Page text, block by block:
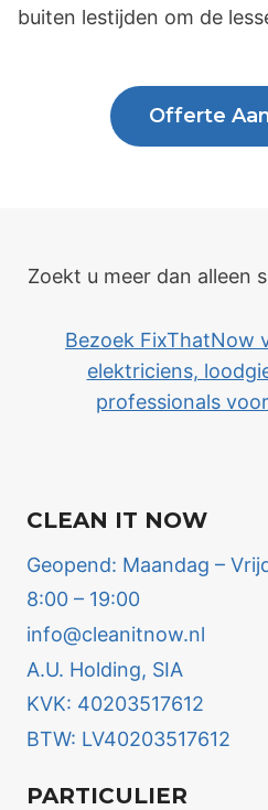
buiten lestijden om de
Offerte
Zoekt u meer dan alleen
Bezoek FixThatNow
elektriciens,
professionals
CLEAN IT NOW
Geopend: Maandag –
8:00 – 19:00
info@cleanitnow.nl
A.U. Holding, SIA
KVK: 40203517612
BTW: LV40203517612
PARTICULIER